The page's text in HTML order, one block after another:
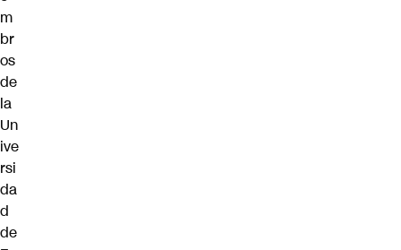
m
br
os
de
la
Un
ive
rsi
da
d
de